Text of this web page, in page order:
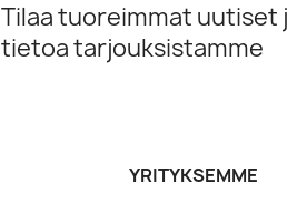
Tilaa tuoreimmat uutiset
tietoa tarjouksistamme
YRITYKSEMME